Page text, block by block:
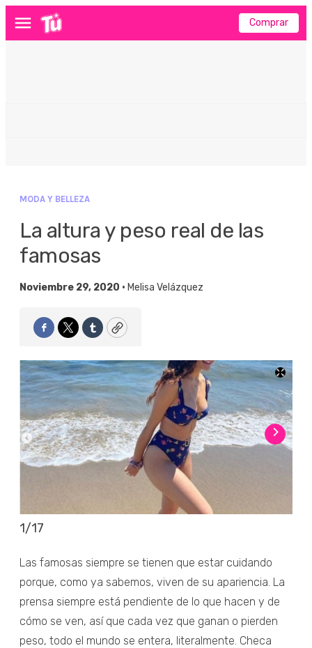
Menú Comprar
MODA Y BELLEZA
La altura y peso real de las
famosas
Noviembre 29, 2020 • Melisa Velázquez
Facebook
TwitterTumblrCopy
1/17
Las famosas siempre se tienen que estar cuidando
porque, como ya sabemos, viven de su apariencia. La
prensa siempre está pendiente de lo que hacen y de
cómo se ven, así que cada vez que ganan o pierden
peso, todo el mundo se entera, literalmente. Checa